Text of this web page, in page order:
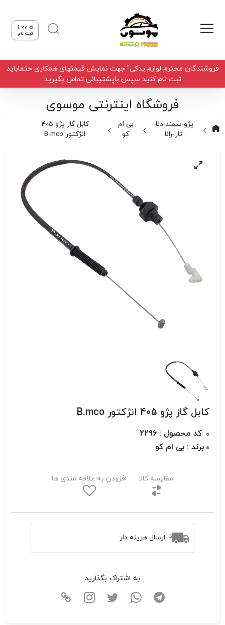
ورود |
ثبت نام
فروشندگان محترم لوازم یدکی" جهت نمایش قیمتهای همکاری حتماباید
ثبت نام کنید سپس باپشتیبانی تماس بگیرید
فروشگاه اینترنتی موسوی
پژو-سمند-دنا-
تارا-رانا
بی ام
کو
کابل گاز پژو 405
انژکتور B.mco
کابل گاز پژو 405 انژکتور B.mco
کد محصول : 2296
برند : بی ام کو
مقایسه کالا افزودن به علاقه مندی ها
ارسال هزینه دار
به اشتراک بگذارید